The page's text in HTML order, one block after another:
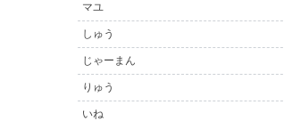
マユ
しゅう
じゃーまん
りゅう
いね